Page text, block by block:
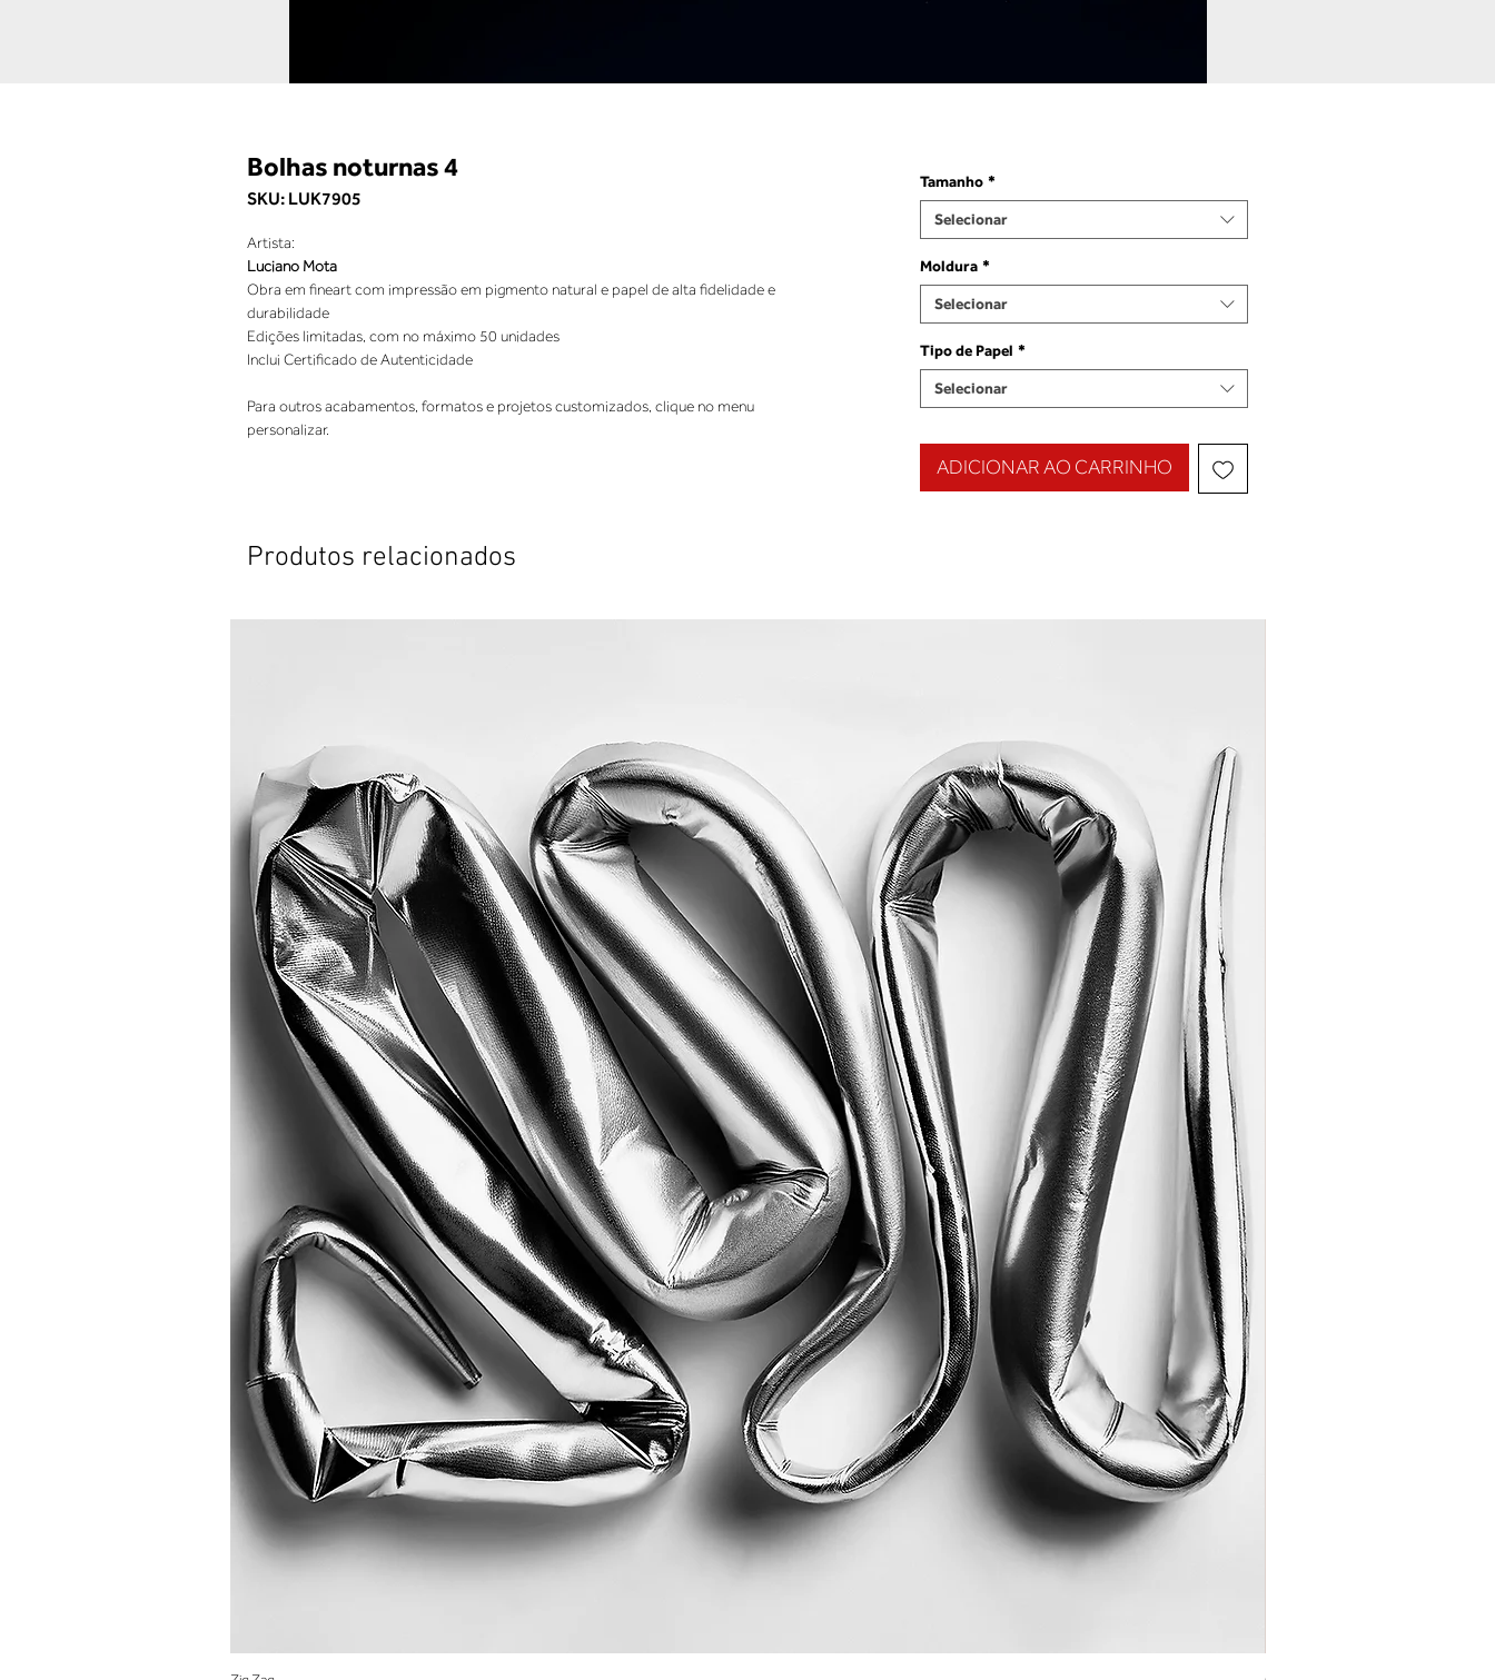
Bolhas noturnas 4
SKU: LUK7905
Artista:
Luciano Mota
Obra em fineart com impressão em pigmento natural e papel de alta fidelidade e
durabilidade
Edições limitadas, com no máximo 50 unidades
Inclui Certificado de Autenticidade
Para outros acabamentos, formatos e projetos customizados, clique no menu
personalizar.
Tamanho *
Selecionar
Moldura *
Selecionar
Tipo de Papel *
Selecionar
ADICIONAR AO CARRINHO
Produtos relacionados